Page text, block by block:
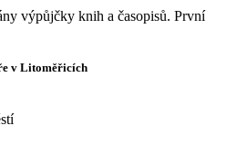
výpůjčky knih a časopisů. První
v Litoměřicích